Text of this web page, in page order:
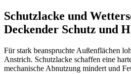
Schutzlacke und
Deckender Schutz und
Für stark beanspruchte Außenflächen
Anstrich. Schutzlacke schaffen eine
mechanische Abnutzung mindert und